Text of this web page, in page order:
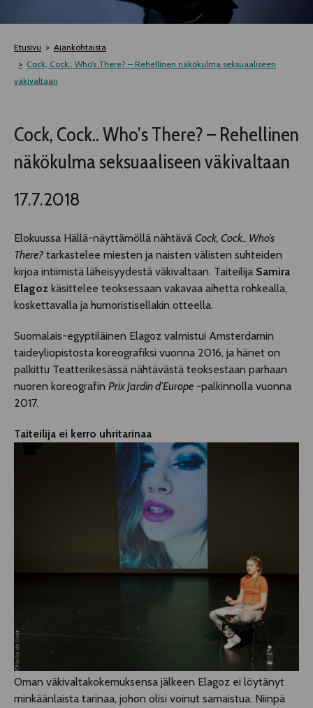
TELTTALAB
OFF TAMPERE
MUU OHJELMISTO
Etusivu
Ajankohtaista
Cock, Cock.. Who’s There? – Rehellinen näkökulma seksuaaliseen
väkivaltaan
Cock, Cock.. Who’s There? – Rehellinen
näkökulma seksuaaliseen väkivaltaan
17.7.2018
Elokuussa Hällä-näyttämöllä nähtävä Cock, Cock.. Who’s
There? tarkastelee miesten ja naisten välisten suhteiden
kirjoa intiimistä läheisyydestä väkivaltaan. Taiteilija Samira
Elagoz käsittelee teoksessaan vakavaa aihetta rohkealla,
koskettavalla ja humoristisellakin otteella.
Suomalais-egyptiläinen Elagoz valmistui Amsterdamin
taideyliopistosta koreografiksi vuonna 2016, ja hänet on
palkittu Teatterikesässä nähtävästä teoksestaan parhaan
nuoren koreografin Prix Jardin d’Europe -palkinnolla vuonna
2017.
Taiteilija ei kerro uhritarinaa
Oman väkivaltakokemuksensa jälkeen Elagoz ei löytänyt
minkäänlaista tarinaa, johon olisi voinut samaistua. Niinpä